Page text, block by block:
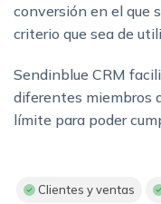
conversión en el que
criterio que sea de
Sendinblue CRM
diferentes miembros
límite para poder
Clientes y ventas